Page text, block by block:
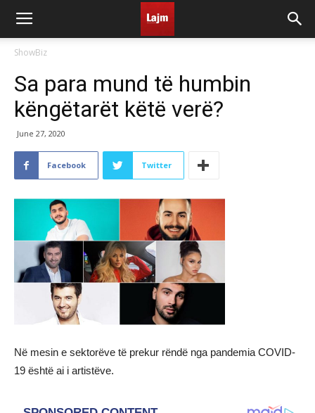
ShowBiz
Sa para mund të humbin
këngëtarët këtë verë?
June 27, 2020
Facebook Twitter
Në mesin e sektorëve të prekur rëndë nga pandemia COVID-
19 është ai i artistëve.